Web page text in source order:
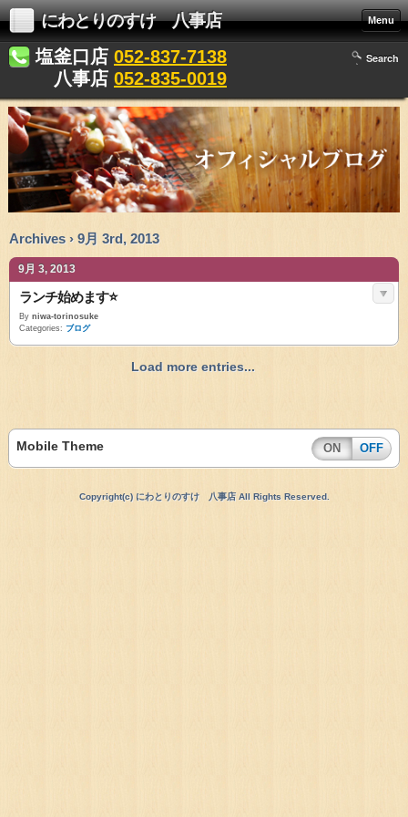
にわとりのすけ 八事店 Menu
塩釜口店 052-837-7138
八事店 052-835-0019
Search
Archives › 9月 3rd, 2013
9月 3, 2013
ランチ始めます⭐
By niwa-torinosuke
Categories: ブログ
Load more entries...
Mobile Theme ON OFF
Copyright(c) にわとりのすけ 八事店 All Rights Reserved.